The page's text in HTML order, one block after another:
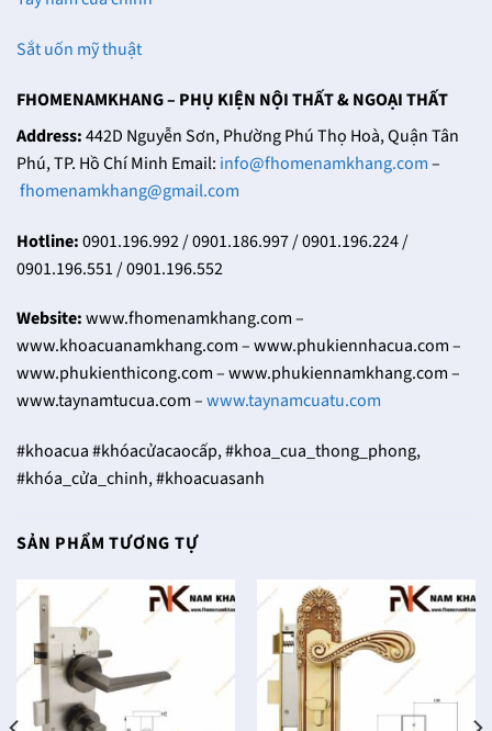
Sắt uốn mỹ thuật
FHOMENAMKHANG – PHỤ KIỆN NỘI THẤT & NGOẠI THẤT
Address:442D Nguyễn Sơn, Phường Phú Thọ Hoà, Quận Tân
Phú, TP. Hồ Chí Minh Email: info@fhomenamkhang.com–
fhomenamkhang@gmail.com
Hotline:0901.196.992 / 0901.186.997 / 0901.196.224 /
0901.196.551 / 0901.196.552
Website:www.fhomenamkhang.com –
www.khoacuanamkhang.com – www.phukiennhacua.com –
www.phukienthicong.com – www.phukiennamkhang.com –
www.taynamtucua.com –www.taynamcuatu.com
#khoacua #khóacửacaocấp, #khoa_cua_thong_phong,
#khóa_cửa_chinh, #khoacuasanh
SẢN PHẨM TƯƠNG TỰ